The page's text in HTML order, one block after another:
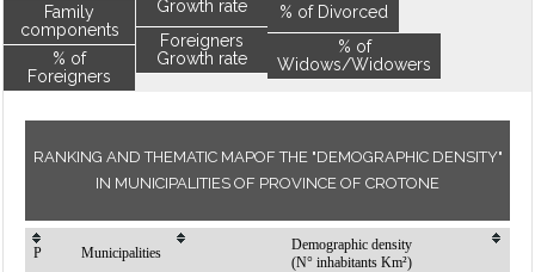
Family
components
% of
Foreigners
Growth rate
Foreigners
Growth rate
% of Divorced
% of
Widows/Widowers
RANKING AND THEMATIC MAPOF THE "DEMOGRAPHIC DENSITY"
IN MUNICIPALITIES OF PROVINCE OF CROTONE
P Municipalities
Demographic density
(N° inhabitants Km²)